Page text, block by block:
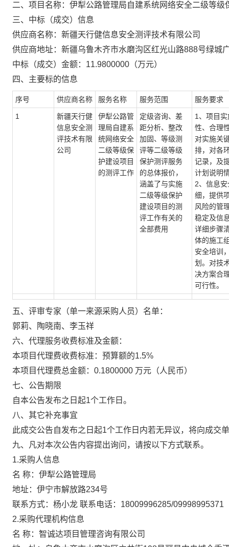
二、项目名称：伊犁公路管理局自建系统网络安全二级等级
三、中标（成交）信息
供应商名称：新疆天行健信息安全测评技术有限公司
供应商地址：新疆乌鲁木齐市水磨沟区红光山路888号绿城
中标（成交）金额：11.9800000（万元）
四、主要标的信息
序号 供应商名称 服务名称 服务范围 服务要求
1
新疆天行健
信息安全测
评技术有限
公司
伊犁公路管
理局自建系
统网络安全
二级等级保
护建设项目
的测评工作
定级咨询、差
距分析、整改
加固、等级测
评等二级等级
保护测评服务
的总体报价，
涵盖了与实施
二级等级保护
建设项目的测
评工作有关的
全部费用
1、项目
性、合理
对实施关
排，对各
记录，及
计划说明
2、信息
细，提供
风险的管
稳定及信
详细步骤
体的施工
安全培训
划。对技
决方案合
可行性。
五、评审专家（单一来源采购人员）名单：
郭莉、陶晓南、李玉祥
六、代理服务收费标准及金额：
本项目代理费收费标准：预算额的1.5%
本项目代理费总金额：0.1800000 万元（人民币）
七、公告期限
自本公告发布之日起1个工作日。
八、其它补充事宜
此成交公告自发布之日起1个工作日内若无异议，将向成交
九、凡对本次公告内容提出询问，请按以下方式联系。
1.采购人信息
名 称：伊犁公路管理局
地址：伊宁市解放路234号
联系方式：杨小龙 联系电话：18009996285/09998995371
2.采购代理机构信息
名 称：智诚达项目管理咨询有限公司